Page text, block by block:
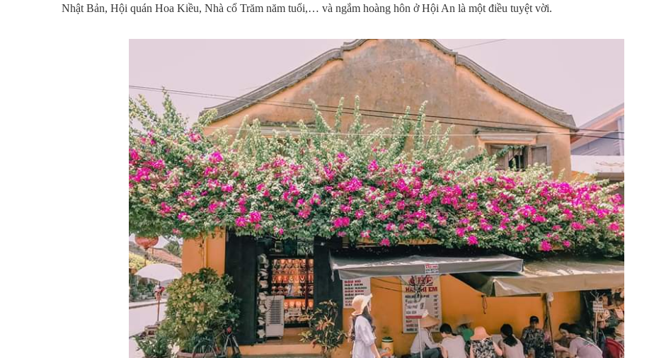
Nhật Bản, Hội quán Hoa Kiều, Nhà cổ Trăm năm tuổi,… và ngắm hoàng hôn ở Hội An là một điều tuyệt vời.